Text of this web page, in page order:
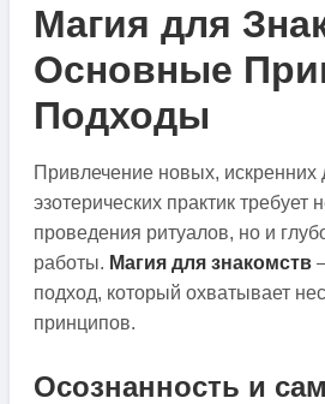
Магия для
Основные
Подходы
Привлечение новых,
эзотерических практик требует
проведения ритуалов, но и
работы. Магия для знакомств
подход, который охватывает
принципов.
Осознанность и